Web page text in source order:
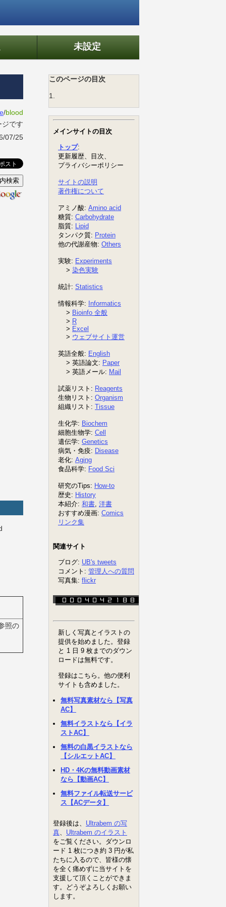
未設定
/blood
です
07/25
照の
このページの目次
1.